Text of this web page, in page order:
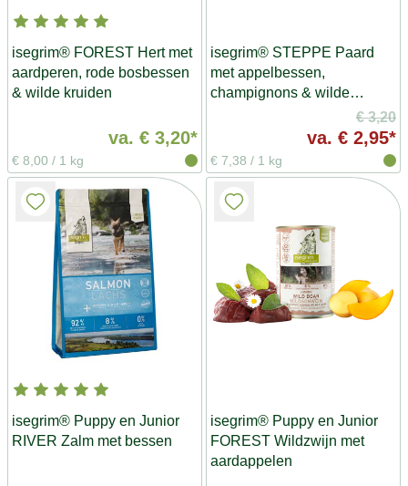
isegrim® FOREST Hert met
aardperen, rode bosbessen
& wilde kruiden
va. € 3,20*
€ 8,00 / 1 kg
isegrim® STEPPE Paard
met appelbessen,
champignons & wilde
€ 3,20
va. € 2,95*
€ 7,38 / 1 kg
isegrim® Puppy en Junior
RIVER Zalm met bessen
isegrim® Puppy en Junior
FOREST Wildzwijn met
aardappelen